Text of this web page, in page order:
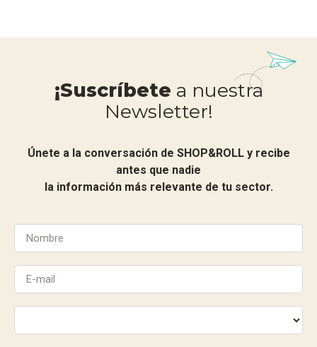
¡Suscríbete a nuestra
Newsletter!
Únete a la conversación de SHOP&ROLL y recibe
antes que nadie
la información más relevante de tu sector.